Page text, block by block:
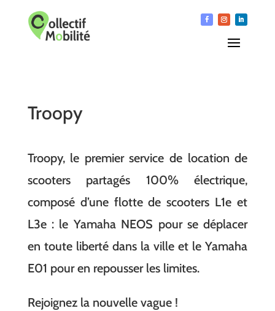
Troopy
Troopy, le premier service de location de
scooters partagés 100% électrique,
composé d’une flotte de scooters L1e et
L3e : le Yamaha NEOS pour se déplacer
en toute liberté dans la ville et le Yamaha
E01 pour en repousser les limites.
Rejoignez la nouvelle vague !